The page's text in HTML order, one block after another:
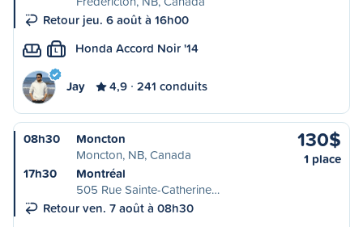
Retour jeu. 6 août à 16h00
L Honda Accord Noir '14
Jay 4,9 241 conduits
08h30
Moncton
Moncton, NB, Canada
17h30
Montréal
505 Rue Sainte-Catherine…
Retour ven. 7 août à 08h30
130$
1 place